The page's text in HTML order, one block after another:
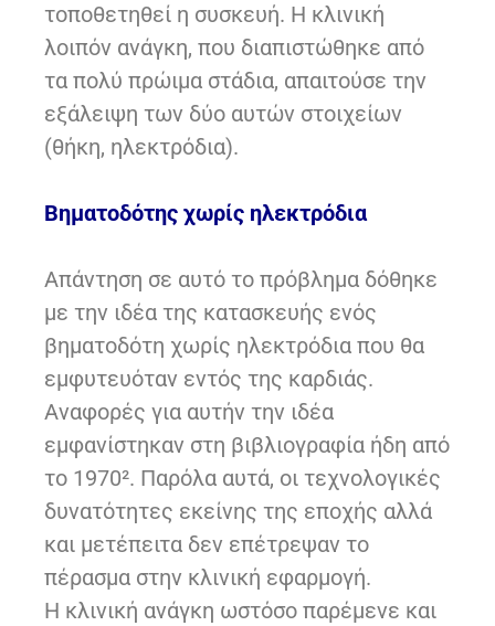
τοποθετηθεί η συσκευή. Η κλινική
λοιπόν ανάγκη, που διαπιστώθηκε από
τα πολύ πρώιμα στάδια, απαιτούσε την
εξάλειψη των δύο αυτών στοιχείων
(θήκη, ηλεκτρόδια).
Βηματοδότης χωρίς ηλεκτρόδια
Απάντηση σε αυτό το πρόβλημα δόθηκε
με την ιδέα της κατασκευής ενός
βηματοδότη χωρίς ηλεκτρόδια που θα
εμφυτευόταν εντός της καρδιάς.
Αναφορές για αυτήν την ιδέα
εμφανίστηκαν στη βιβλιογραφία ήδη από
το 1970². Παρόλα αυτά, οι τεχνολογικές
δυνατότητες εκείνης της εποχής αλλά
και μετέπειτα δεν επέτρεψαν το
πέρασμα στην κλινική εφαρμογή.
Η κλινική ανάγκη ωστόσο παρέμενε και